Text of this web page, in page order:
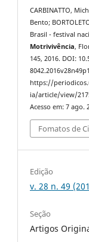
CARBINATTO,
Bento;
Brasil - festival
Motrivivência,
145, 2016. DOI:
https://
ia/article/view/
Acesso em: 7 ago.
Fomatos de
Edição
v. 28 n. 49
Seção
Artigos